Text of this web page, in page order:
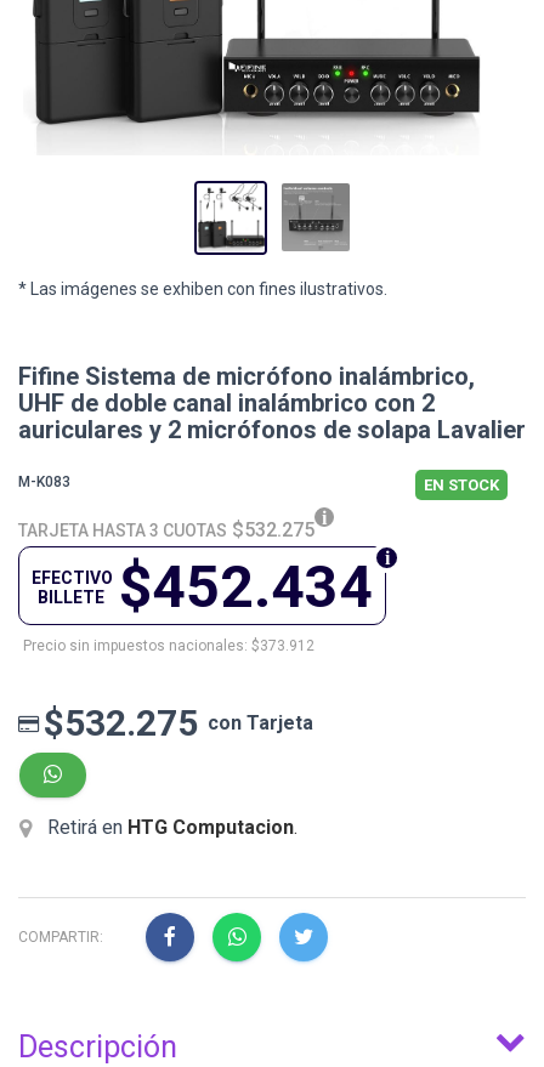
* Las imágenes se exhiben con fines ilustrativos.
Fifine Sistema de micrófono inalámbrico,
UHF de doble canal inalámbrico con 2
auriculares y 2 micrófonos de solapa Lavalier
M-K083 EN STOCK
TARJETA HASTA 3 CUOTAS $532.275
$452.434
EFECTIVO
BILLETE
Precio sin impuestos nacionales: $373.912
$532.275 con Tarjeta
Retirá en HTG Computacion.
COMPARTIR:
Descripción